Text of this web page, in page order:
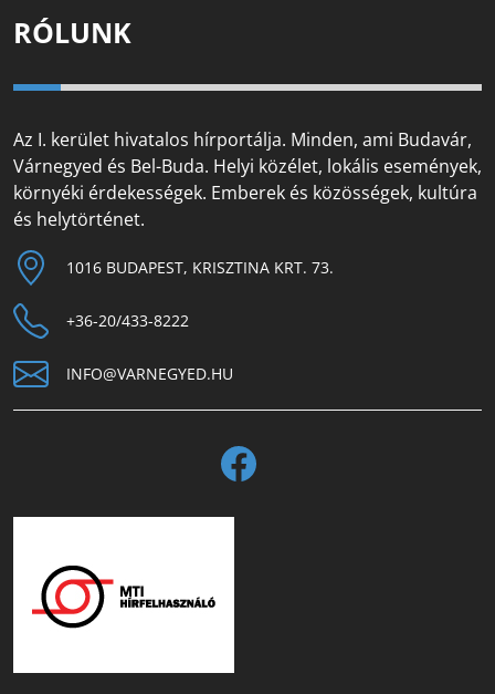
RÓLUNK
Az I. kerület hivatalos hírportálja. Minden, ami Budavár,
Várnegyed és Bel-Buda. Helyi közélet, lokális események,
környéki érdekességek. Emberek és közösségek, kultúra
és helytörténet.
1016 BUDAPEST, KRISZTINA KRT. 73.
+36-20/433-8222
INFO@VARNEGYED.HU